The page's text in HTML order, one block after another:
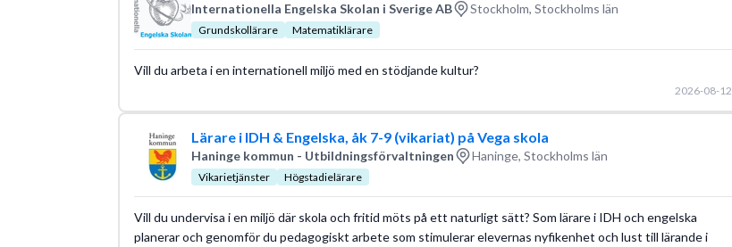
Internationella Engelska Skolan i Sverige AB Stockholm, Stockholms län
Grundskollärare Matematiklärare
Vill du arbeta i en internationell miljö med en stödjande kultur?
2026-08-12
Lärare i IDH & Engelska, åk 7-9 (vikariat) på Vega skola
Haninge kommun - Utbildningsförvaltningen Haninge, Stockholms län
Vikarietjänster Högstadielärare
Vill du undervisa i en miljö där skola och fritid möts på ett naturligt sätt? Som lärare i IDH och engelska
planerar och genomför du pedagogiskt arbete som stimulerar elevernas nyfikenhet och lust till lärande i